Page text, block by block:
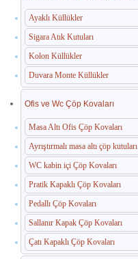
Ayaklı Küllükler
Sigara Atık Kutuları
Kolon Küllükler
Duvara Monte Küllükler
Ofis ve Wc Çöp Kovaları
Masa Altı Ofis Çöp Kovaları
Ayrıştırmalı masa altı çöp kutuları
WC kabin içi Çöp Kovaları
Pratik Kapaklı Çöp Kovaları
Pedallı Çöp Kovaları
Sallanır Kapak Çöp Kovaları
Çatı Kapaklı Çöp Kovaları